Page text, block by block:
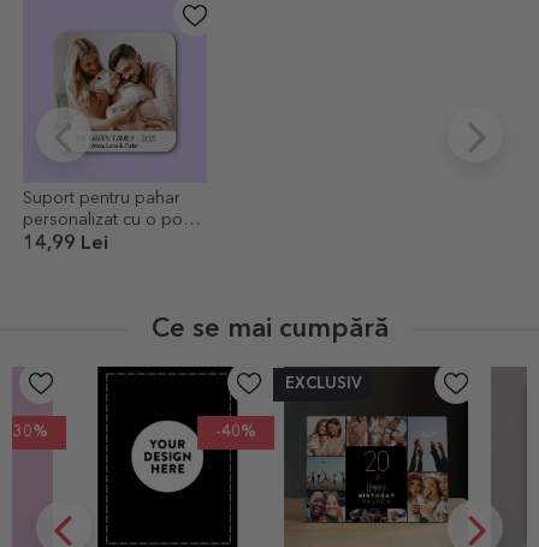
Suport pentru pahar
personalizat cu o poză
și text
14,99 Lei
Ce se mai cumpără
-40%
EXCLUSIV